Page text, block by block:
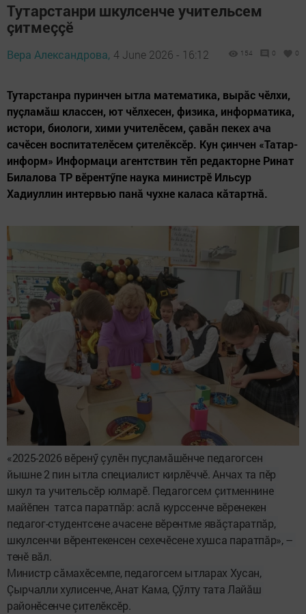
Тутарстанри шкулсенче учительсем
çитмеççӗ
Вера Александрова, 4 June 2026 - 16:12 154 0 0
Тутарстанра пуринчен ытла математика, вырӑс чӗлхи,
пуçламӑш классен, ют чӗлхесен, физика, информатика,
истори, биологи, хими учителӗсем, çавӑн пекех ача
сачӗсен воспитателӗсем çителӗксӗр. Кун çинчен «Татар-
информ» Информаци агентствин тӗп редакторне Ринат
Билалова ТР вӗрентӳпе наука министрӗ Ильсур
Хадиуллин интервью панӑ чухне каласа кӑтартнӑ.
«2025-2026 вӗренӳ çулӗн пусламӑшӗнче педагогсен
йышне 2 пин ытла специалист кирлӗччӗ. Анчах та пӗр
шкул та учительсӗр юлмарӗ. Педагогсем
çитменнине
майӗпен татса паратпӑр: аслӑ курссенче вӗренекен
педагог-студентсене ачасене вӗрентме явăçтаратпăр,
шкулсенчи вӗрентекенсен сехечӗсене хушса паратпăр», –
тенӗ вӑл.
Министр сăмахӗсемпе, педагогсем ытларах Хусан,
Çырчалли хулисенче, Анат Кама, Çӳлту тата Лайӑш
районӗсенче çителӗксӗр.